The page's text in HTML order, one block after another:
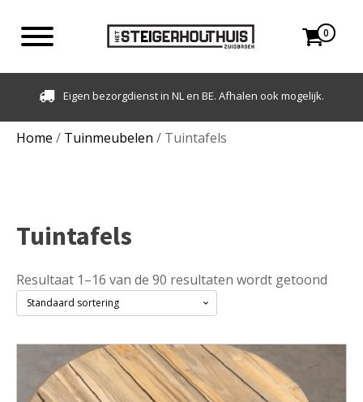
0
Klantbeoordeling: 9,3 - 500+ beoordelingen
Home / Tuinmeubelen / Tuintafels
Tuintafels
Resultaat 1–16 van de 90 resultaten wordt getoond